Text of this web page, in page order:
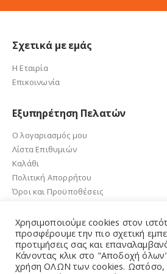
Σχετικά με εμάς
Η Εταιρία
Επικοινωνία
Εξυπηρέτηση Πελατών
Ο λογαριασμός μου
Λίστα Επιθυμιών
Καλάθι
Πολιτική Απορρήτου
Όροι και Προϋποθέσεις
e-sandalidis.gr 2021. Created by GMG
Χρησιμοποιούμε cookies στον
προσφέρουμε την πιο σχετική
προτιμήσεις σας και
Κάνοντας κλικ στο "Αποδοχή
χρήση ΟΛΩΝ των cookies. Ωστόσο,